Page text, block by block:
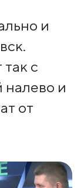
и
с
налево и
от